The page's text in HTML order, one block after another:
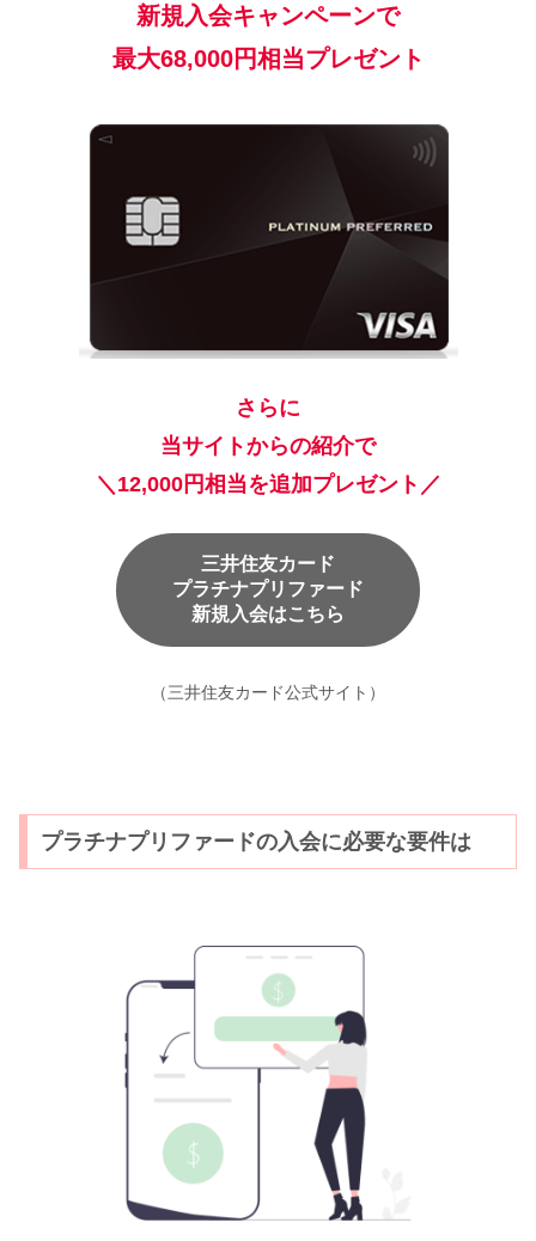
新規入会キャンペーンで
最大68,000円相当プレゼント
さらに
当サイトからの紹介で
＼12,000円相当を追加プレゼント／
三井住友カード
プラチナプリファード
新規入会はこちら
（三井住友カード公式サイト）
プラチナプリファードの入会に必要な要件は